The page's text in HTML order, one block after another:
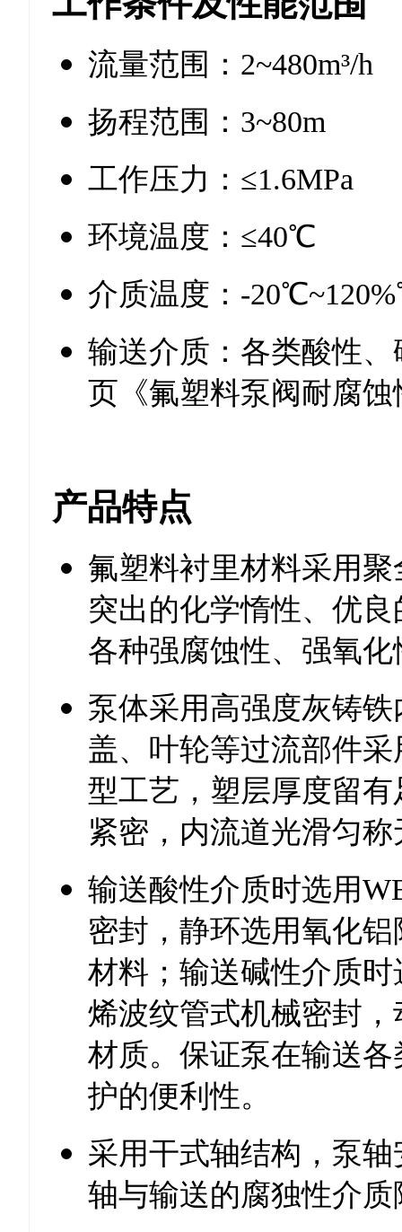
流量范围：2~480m³/h
扬程范围：3~80m
工作压力：≤1.6MPa
环境温度：≤40℃
介质温度：-
输送介质：各类酸性
页《氟塑料泵阀耐腐
产品特点
氟塑料衬里材料采用
突出的化学惰性、优
各种强腐蚀性、强氧
泵体采用高强度灰铸
盖、叶轮等过流部件
型工艺，塑层厚度留
紧密，内流道光滑匀
输送酸性介质时选用
密封，静环选用氧化
材料；输送碱性介质
烯波纹管式机械密封
材质。保证泵在输送
护的便利性。
采用干式轴结构，泵
轴与输送的腐独性介质